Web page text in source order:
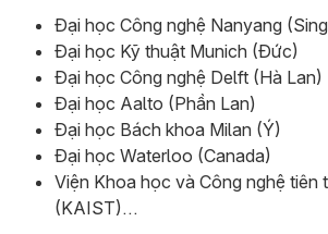
Đại học Công nghệ Nanyang
Đại học Kỹ thuật Munich (Đức)
Đại học Công nghệ Delft (Hà Lan)
Đại học Aalto (Phần Lan)
Đại học Bách khoa Milan (Ý)
Đại học Waterloo (Canada)
Viện Khoa học và Công nghệ tiên
(KAIST)…